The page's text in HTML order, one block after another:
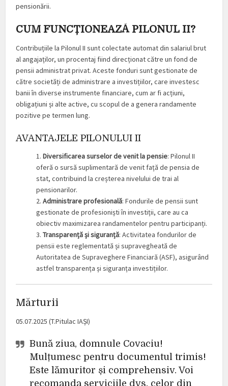
pensionării.
CUM FUNCȚIONEAZĂ PILONUL II?
Contribuțiile la Pilonul II sunt colectate automat din salariul brut
al angajaților, un procentaj fiind direcționat către un fond de
pensii administrat privat. Aceste fonduri sunt gestionate de
către societăți de administrare a investițiilor, care investesc
banii în diverse instrumente financiare, cum ar fi acțiuni,
obligațiuni și alte active, cu scopul de a genera randamente
pozitive pe termen lung.
AVANTAJELE PILONULUI II
1.Diversificarea surselor de venit la pensie: Pilonul II
oferă o sursă suplimentară de venit față de pensia de
stat, contribuind la creșterea nivelului de trai al
pensionarilor.
2.Administrare profesională: Fondurile de pensii sunt
gestionate de profesioniști în investiții, care au ca
obiectiv maximizarea randamentelor pentru participanți.
3.Transparență și siguranță: Activitatea fondurilor de
pensii este reglementată și supravegheată de
Autoritatea de Supraveghere Financiară (ASF), asigurând
astfel transparența și siguranța investițiilor.
Mărturii
05.07.2025 (T.Pitulac IAȘI)
Bună ziua, domnule Covaciu!
Mulțumesc pentru documentul trimis!
Este lămuritor și comprehensiv. Voi
recomanda serviciile dvs. celor din